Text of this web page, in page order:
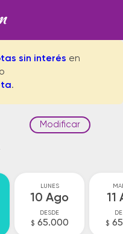
sin interés en
.
Modificar
LUNES
10 Ago
DESDE
$ 65.000
11
$